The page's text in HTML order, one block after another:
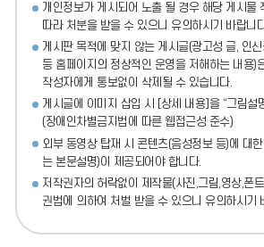
개인정보가 게시되어 노출 될 경우 해당 게시물
따라 처분을 받을 수 있으니 유의하시기 바랍니
게시판 목적에 맞지 않는 게시글(광고성 글, 인
등 홈페이지의 정상적인 운영을 저해하는 내용)
작성자에게 통보없이 삭제될 수 있습니다.
게시글에 이미지 삽입 시 [상세 내용]을 “그림설
(장애인차별금지법에 따른 웹접근성 준수)
외부 동영상 탑재 시 콘텐츠(음성정보 등)에 대
는 본문설명)이 제공되어야 합니다.
저작권자의 허락없이 제작물(사진,그림,영상,폰
권법에 의하여 처벌 받을 수 있으니 유의하시기